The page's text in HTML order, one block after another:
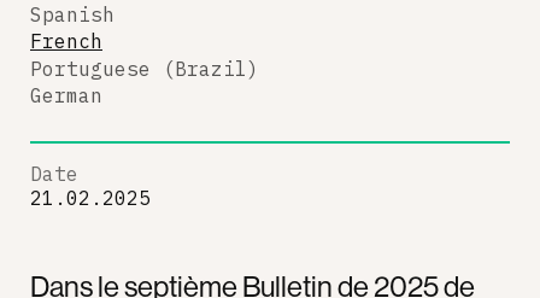
Dans le septième Bulletin de 2025 de
Spanish
French
Portuguese (Brazil)
German
Date
21.02.2025